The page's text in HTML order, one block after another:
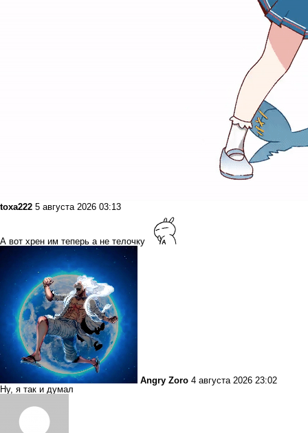
toxa222 5 августа 2026 03:13
А вот хрен им теперь а не телочку
Angry Zoro 4 августа 2026 23:02
Ну, я так и думал